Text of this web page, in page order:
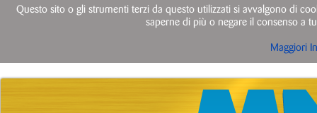
Questo sito o gli strumenti terzi da questo utilizzati si avvalgono di
saperne di più o negare il consenso a
Maggiori